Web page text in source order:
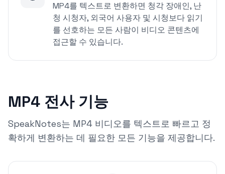
MP4를 텍스트로 변환하면 청각 장애인, 난
청 시청자, 외국어 사용자 및 시청보다 읽기
를 선호하는 모든 사람이 비디오 콘텐츠에
접근할 수 있습니다.
MP4 전사 기능
SpeakNotes는 MP4 비디오를 텍스트로 빠르고 정
확하게 변환하는 데 필요한 모든 기능을 제공합니다.